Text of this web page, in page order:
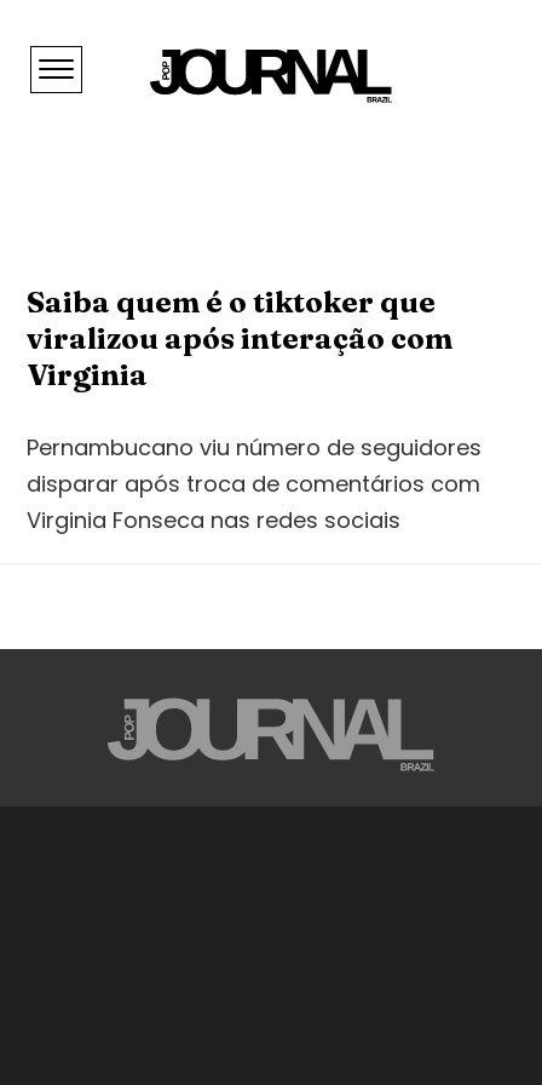
Saiba quem é o tiktoker que
viralizou após interação com
Virginia
Pernambucano viu número de seguidores
disparar após troca de comentários com
Virginia Fonseca nas redes sociais